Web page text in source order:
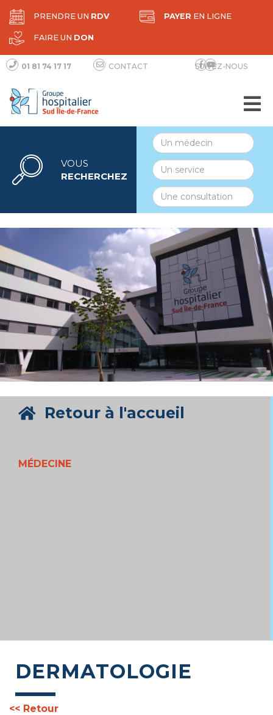
PRENDRE UN RDV PAYER EN LIGNE
FAIRE UN DON
01 81 74 17 17 CONTACT SUIVEZ-NOUS
VOUS
RECHERCHEZ
Retour à l'accueil
MÉDECINE
DERMATOLOGIE
<< Retour